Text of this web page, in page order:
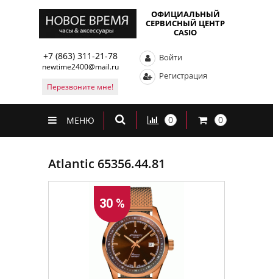
ОФИЦИАЛЬНЫЙ
СЕРВИСНЫЙ ЦЕНТР
CASIO
+7 (863) 311-21-78
newtime2400@mail.ru
Перезвоните мне!
Войти
Регистрация
МЕНЮ 0 0
Atlantic 65356.44.81
30 %